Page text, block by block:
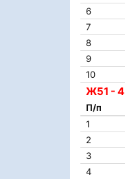
6
7
8
9
10
Ж51 - 4
П/п
1
2
3
4